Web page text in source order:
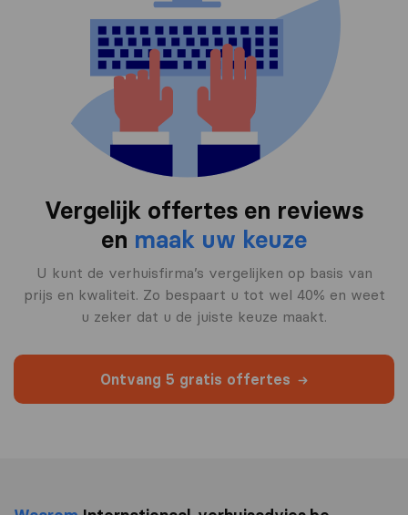
Vergelijk offertes en reviews
en maak uw keuze
U kunt de verhuisfirma’s vergelijken op basis van
prijs en kwaliteit. Zo bespaart u tot wel 40% en weet
u zeker dat u de juiste keuze maakt.
Ontvang 5 gratis offertes